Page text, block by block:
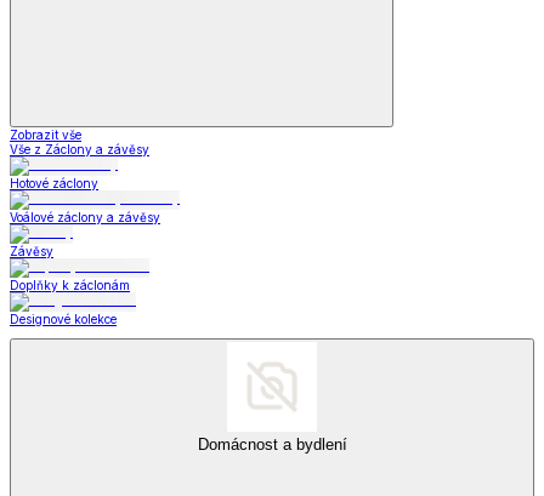
Zobrazit vše
Vše z Záclony a závěsy
Hotové záclony
Voálové záclony a závěsy
Závěsy
Doplňky k záclonám
Designové kolekce
Domácnost a bydlení